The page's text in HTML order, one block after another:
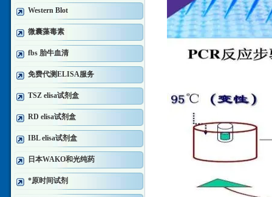
Western Blot
微囊藻毒素
fbs 胎牛血清
免费代测ELISA服务
TSZ elisa试剂盒
RD elisa试剂盒
IBL elisa试剂盒
日本WAKO和光纯药
*原时间试剂